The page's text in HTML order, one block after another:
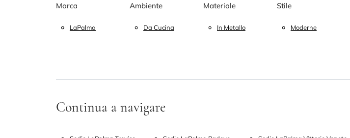
Marca
LaPalma
Ambiente
Da Cucina
Materiale
In Metallo
Stile
Moderne
Continua a navigare